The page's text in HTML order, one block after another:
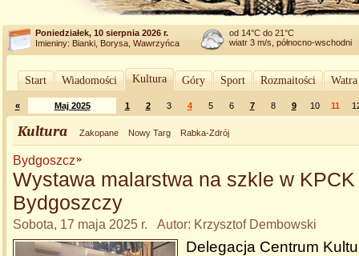
Poniedziałek, 10 sierpnia 2026 r.
Imieniny: Bianki, Borysa, Wawrzyńca
od 14°C do 21°C
wiatr 3 m/s, północno-wschodni
Start Wiadomości Kultura Góry Sport Rozmaitości
« Maj 2025 1 2 3 4 5 6 7 8 9 10 11
Kultura Zakopane Nowy Targ Rabka-Zdrój
Bydgoszcz
Wystawa malarstwa na szkle w KPCK
Bydgoszczy
Sobota, 17 maja 2025 r. Autor: Krzysztof Dembowski
Delegacja Centrum